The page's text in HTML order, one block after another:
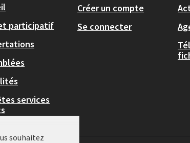
participatif
services
Créer un compte
Se connecter
souhaitez